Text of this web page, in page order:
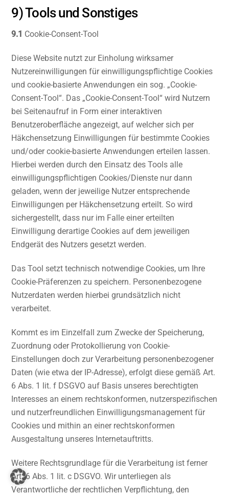
9) Tools und Sonstiges
9.1 Cookie-Consent-Tool
Diese Website nutzt zur Einholung wirksamer
Nutzereinwilligungen für einwilligungspflichtige Cookies
und cookie-basierte Anwendungen ein sog. „Cookie-
Consent-Tool“. Das „Cookie-Consent-Tool“ wird Nutzern
bei Seitenaufruf in Form einer interaktiven
Benutzeroberfläche angezeigt, auf welcher sich per
Häkchensetzung Einwilligungen für bestimmte Cookies
und/oder cookie-basierte Anwendungen erteilen lassen.
Hierbei werden durch den Einsatz des Tools alle
einwilligungspflichtigen Cookies/Dienste nur dann
geladen, wenn der jeweilige Nutzer entsprechende
Einwilligungen per Häkchensetzung erteilt. So wird
sichergestellt, dass nur im Falle einer erteilten
Einwilligung derartige Cookies auf dem jeweiligen
Endgerät des Nutzers gesetzt werden.
Das Tool setzt technisch notwendige Cookies, um Ihre
Cookie-Präferenzen zu speichern. Personenbezogene
Nutzerdaten werden hierbei grundsätzlich nicht
verarbeitet.
Kommt es im Einzelfall zum Zwecke der Speicherung,
Zuordnung oder Protokollierung von Cookie-
Einstellungen doch zur Verarbeitung personenbezogener
Daten (wie etwa der IP-Adresse), erfolgt diese gemäß Art.
6 Abs. 1 lit. f DSGVO auf Basis unseres berechtigten
Interesses an einem rechtskonformen, nutzerspezifischen
und nutzerfreundlichen Einwilligungsmanagement für
Cookies und mithin an einer rechtskonformen
Ausgestaltung unseres Internetauftritts.
Weitere Rechtsgrundlage für die Verarbeitung ist ferner
Art. 6 Abs. 1 lit. c DSGVO. Wir unterliegen als
Verantwortliche der rechtlichen Verpflichtung, den